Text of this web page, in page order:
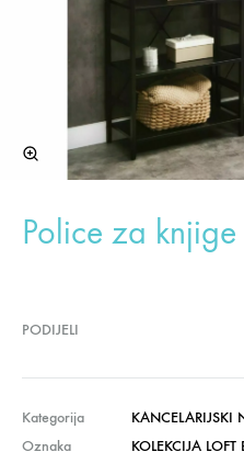
Police za
PODIJELI
Kategorija
KANCELARIJSKI
Oznaka
KOLEKCIJA